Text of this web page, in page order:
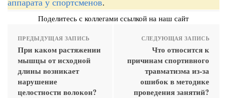
Поделитесь с коллегами ссылкой на наш сайт
ПРЕДЫДУЩАЯ ЗАПИСЬ
При каком растяжении
мышцы от исходной
длины возникает
нарушение
целостности волокон?
СЛЕДУЮЩАЯ ЗАПИСЬ
Что относится к
причинам спортивного
травматизма из-за
ошибок в методике
проведения занятий?